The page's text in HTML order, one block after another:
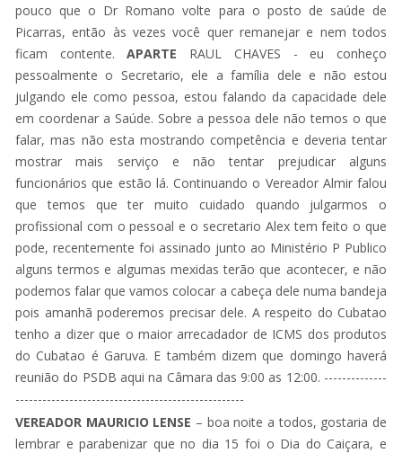
pouco que o Dr Romano volte para o posto de saúde de
Picarras, então às vezes você quer remanejar e nem todos
ficam contente.APARTE RAUL CHAVES - eu conheço
pessoalmente o Secretario, ele a família dele e não estou
julgando ele como pessoa, estou falando da capacidade dele
em coordenar a Saúde. Sobre a pessoa dele não temos o que
falar, mas não esta mostrando competência e deveria tentar
mostrar mais serviço e não tentar prejudicar alguns
funcionários que estão lá. Continuando o Vereador Almir falou
que temos que ter muito cuidado quando julgarmos o
profissional com o pessoal e o secretario Alex tem feito o que
pode, recentemente foi assinado junto ao Ministério P Publico
alguns termos e algumas mexidas terão que acontecer, e não
podemos falar que vamos colocar a cabeça dele numa bandeja
pois amanhã poderemos precisar dele. A respeito do Cubatao
tenho a dizer que o maior arrecadador de ICMS dos produtos
do Cubatao é Garuva. E também dizem que domingo haverá
reunião do PSDB aqui na Câmara das 9:00 as 12:00. --------------
---------------------------------------------------
VEREADOR MAURICIO LENSE – boa noite a todos, gostaria de
lembrar e parabenizar que no dia 15 foi o Dia do Caiçara, e